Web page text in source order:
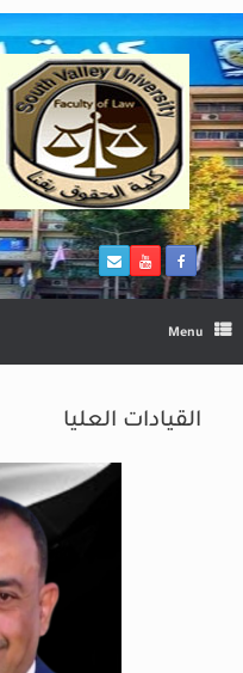
Skip
to
content
Menu
القيادات العليا